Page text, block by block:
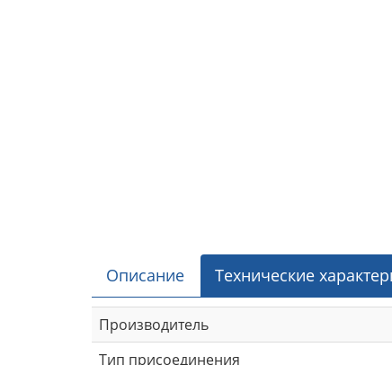
Описание Технические
Производитель
Тип присоединения